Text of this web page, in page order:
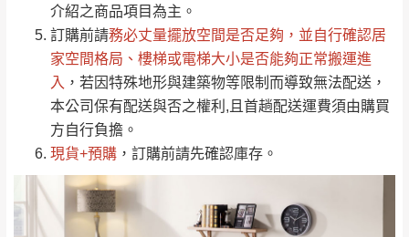
介紹之商品項目為主。
訂購前請務必丈量擺放空間是否足夠 ，並自行確認居
家空間格局、 樓梯或電梯大小是否能夠正常搬運進
入 ，若因特殊地形與建築物等限制而導致無法配送，
本公司保有配送與否之權利,且首趟配送運費須由購買
方自行負擔。
現貨+預購 ，訂購前請先確認庫存。
免 運
費
新竹
峨眉鄉、五峰鄉、
橫山、北埔鄉、尖
石鄉、寶山鄉山
區、新埔山區、芎
台北
接單後二日內(不含例假日)，我們客服會與您
電話聯絡或E-Mail通知確認訂單。
（線上客
服 LINE → @dershin）
下單前先詢問是否現貨 ，若未詢問下單後無
現貨我們客服會再來電或E-Mail與您聯絡
（洽詢方式請搜尋 Line ID →
地區恕無法提供運送 (詳見運送規章)。